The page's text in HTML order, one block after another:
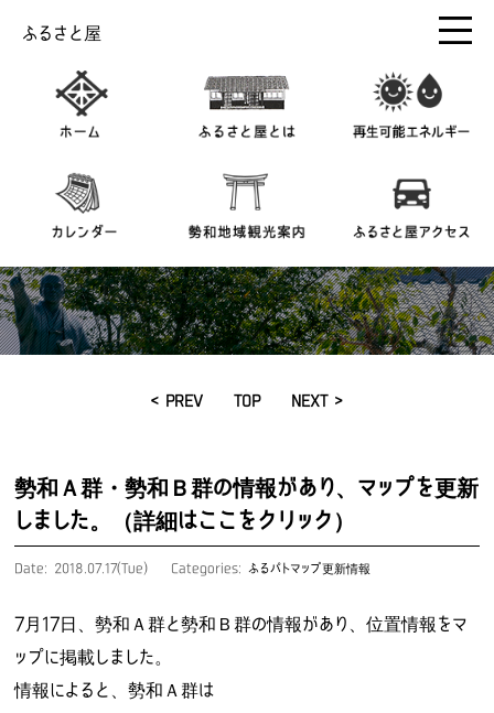
ふるさと屋
< PREV TOP NEXT >
勢和Ａ群・勢和Ｂ群の情報があり、マップを更新
しました。（詳細はここをクリック）
Date: 2018.07.17(Tue) Categories:ふるパトマップ更新情報
7月17日、勢和Ａ群と勢和Ｂ群の情報があり、位置情報をマ
ップに掲載しました。
情報によると、勢和Ａ群は